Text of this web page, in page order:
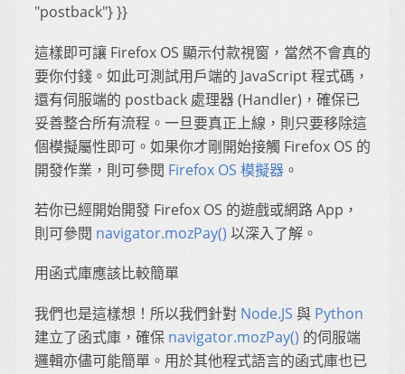
"postback"} }}
這樣即可讓 Firefox OS 顯示付款視窗，當然不會真的
要你付錢。如此可測試用戶端的 JavaScript 程式碼，
還有伺服端的 postback 處理器 (Handler)，確保已
妥善整合所有流程。一旦要真正上線，則只要移除這
個模擬屬性即可。如果你才剛開始接觸 Firefox OS 的
開發作業，則可參閱 Firefox OS 模擬器 。
若你已經開始開發 Firefox OS 的遊戲或網路 App，
則可參閱 navigator.mozPay() 以深入了解。
用函式庫應該比較簡單
我們也是這樣想！所以我們針對 Node.JS 與 Python
建立了函式庫，確保 navigator.mozPay() 的伺服端
邏輯亦儘可能簡單。用於其他程式語言的函式庫也已